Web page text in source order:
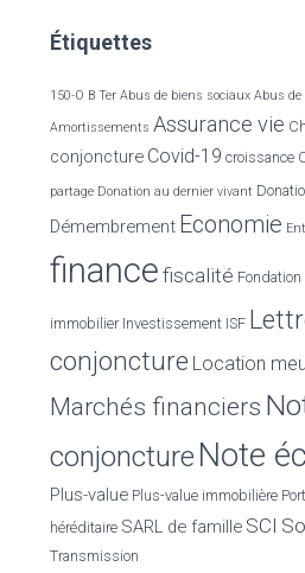
h
r
Étiquettes
150-O B Ter Abus de biens sociaux Abus de
Amortissements Assurance vie
conjoncture Covid-19 croissance
partage Donation au dernier vivant
Démembrement Economie
finance fiscalité Fondation
immobilier Investissement ISF
conjoncture Location
Marchés financiers
conjoncture Note
Plus-value Plus-value immobilière
héréditaire SARL de famille SCI
Transmission